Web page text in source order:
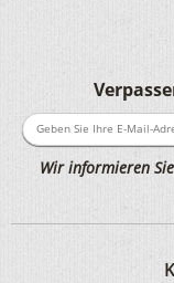
Wir informieren